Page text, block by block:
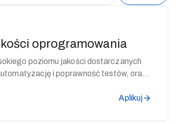
oprogramowania
i poprawność testów, oraz
Aplikuj